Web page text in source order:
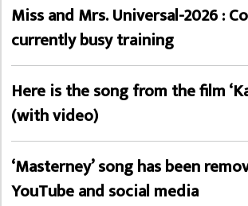
Miss and Mrs. Universal-2026 :
currently busy training
Here is the song from the film
(with video)
‘Masterney’ song has been
YouTube and social media